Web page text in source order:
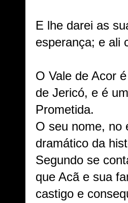
E lhe darei as
esperança; e ali
O Vale de Acor
de Jericó, e é
Prometida.
O seu nome, no
dramático da
Segundo se
que Acã e sua
castigo e